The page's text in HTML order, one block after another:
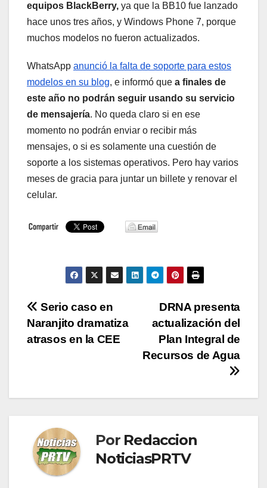
equipos BlackBerry, ya que la BB10 fue lanzado
hace unos tres años, y Windows Phone 7, porque
muchos modelos no fueron actualizados.
WhatsApp anunció la falta de soporte para estos
modelos en su blog, e informó que a finales de
este año no podrán seguir usando su servicio
de mensajería. No queda claro si en ese
momento no podrán enviar o recibir más
mensajes, o si es solamente una cuestión de
soporte a los sistemas operativos. Pero hay varios
meses de gracia para juntar un billete y renovar el
celular.
Navegación
de
DRNA presenta
actualización del
Plan Integral de
Recursos de Agua
Serio caso en
Naranjito dramatiza
atrasos en la CEE
Por Redaccion
NoticiasPRTV